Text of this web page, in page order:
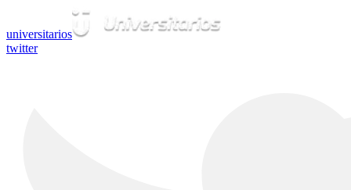
universitarios
twitter